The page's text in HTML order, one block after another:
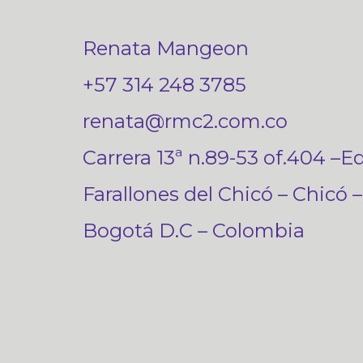
Renata Mangeon
+57 314 248 3785
renata@rmc2.com.co
Carrera 13ª n.89-53 of.404
Farallones del Chicó – Chicó –
Bogotá D.C – Colombia